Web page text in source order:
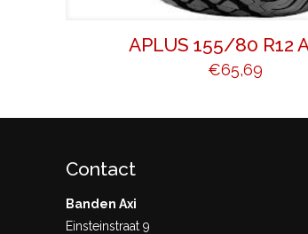
APLUS 155/80 R12
€65,69
Contact
Banden Axi
Einsteinstraat 9